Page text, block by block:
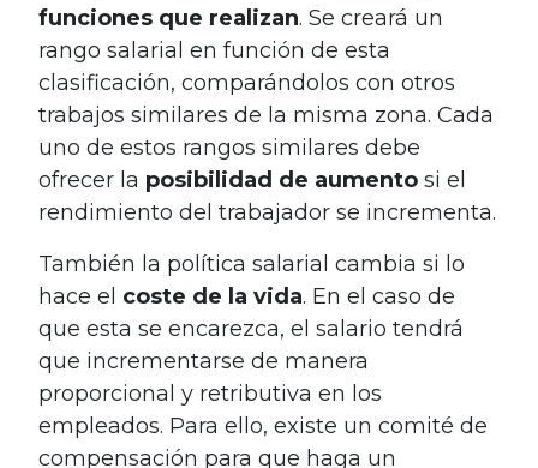
funciones que realizan. Se creará un
rango salarial en función de esta
clasificación, comparándolos con otros
trabajos similares de la misma zona. Cada
uno de estos rangos similares debe
ofrecer la posibilidad de aumento si el
rendimiento del trabajador se incrementa.
También la política salarial cambia si lo
hace el coste de la vida. En el caso de
que esta se encarezca, el salario tendrá
que incrementarse de manera
proporcional y retributiva en los
empleados. Para ello, existe un comité de
compensación para que haga un